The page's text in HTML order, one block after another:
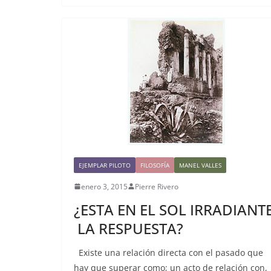
EJEMPLAR PILOTO FILOSOFÍA MANEL VALLES
enero 3, 2015 Pierre Rivero
¿ESTA EN EL SOL
LA RESPUESTA?
Existe una relación directa con el pasado que
hay que superar como; un acto de relación con,